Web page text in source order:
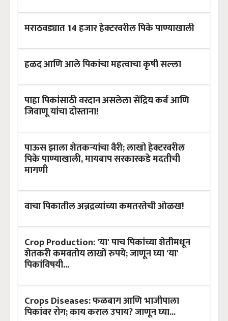
मराठवड्यात 14 हजार हेक्टरवरील पिके पाण्याखाली
हळद आणि आले पिकांचा महत्वाचा कृषी सल्ला
पाहा पिकांसाठी वरदान असलेला सेंद्रिय कर्ब आणि
जिवाणू यांचा दोस्ताना!
पाऊस झाला शेतकऱ्यांचा वैरी; लाखो हेक्टरवरील
पिके पाण्याखाली, मायबाप सरकारकडे मदतीची
मागणी
वाचा पिकातील अन्नद्रव्यांच्या कमतरतेची ओळख!
Crop Production: 'या' पाच पिकांच्या शेतीमधून
शेतकरी कमवतोय लाखों रुपये; जाणून घ्या 'या'
पिकांविषयी...
Crops Diseases: फळबाग आणि भाजीपाला
पिकांवर रोग; काय कराल उपाय? जाणून घ्या...